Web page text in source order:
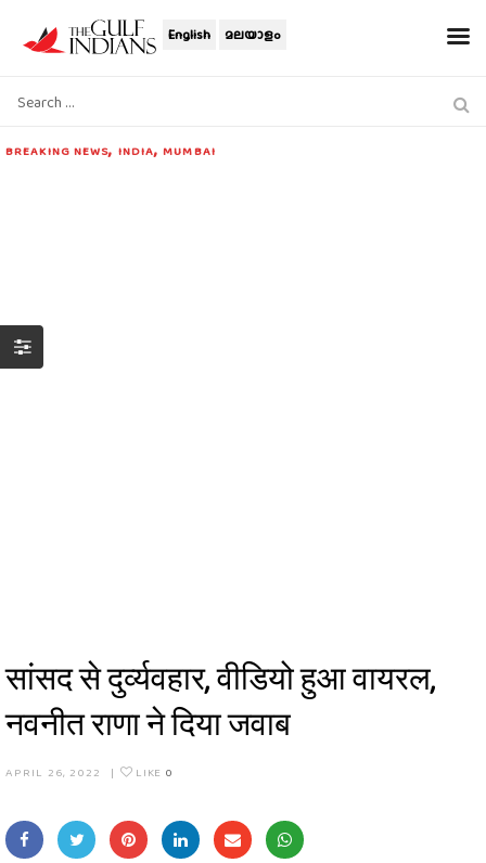
English മലയാളം
BREAKING NEWS, INDIA,MUMBAI
सांसद से दुर्व्यवहार, वीडियो हुआ वायरल,
नवनीत राणा ने दिया जवाब
APRIL 26, 2022 | LIKE 0